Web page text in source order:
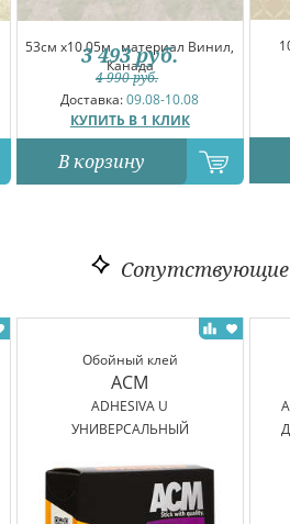
53см x10.05м, материал Винил,
Канада
Доставка:09.08-10.08
КУПИТЬ В 1 КЛИК
4 990руб.
3 493 руб.
В корзину
Обойный клей
ACM
ADHESIVA U
УНИВЕРСАЛЬНЫЙ